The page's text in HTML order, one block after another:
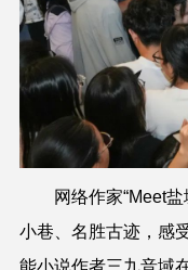
网络作家“Meet盐
小巷、名胜古迹，感
能小说作者三九音域